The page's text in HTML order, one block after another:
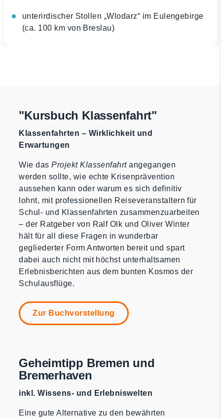
unterirdischer Stollen „Wlodarz“ im Eulengebirge
(ca. 100 km von Breslau)
"Kursbuch Klassenfahrt"
Klassenfahrten – Wirklichkeit und
Erwartungen
Wie dasProjekt Klassenfahrtangegangen
werden sollte, wie echte Krisenprävention
aussehen kann oder warum es sich definitiv
lohnt, mit professionellen Reiseveranstaltern für
Schul- und Klassenfahrten zusammenzuarbeiten
– der Ratgeber von Ralf Olk und Oliver Winter
hält für all diese Fragen in wunderbar
gegliederter Form Antworten bereit und spart
dabei auch nicht mit höchst unterhaltsamen
Erlebnisberichten aus dem bunten Kosmos der
Schulausflüge.
Zur Buchvorstellung
Geheimtipp Bremen und
Bremerhaven
inkl. Wissens- und Erlebniswelten
Eine gute Alternative zu den bewährten